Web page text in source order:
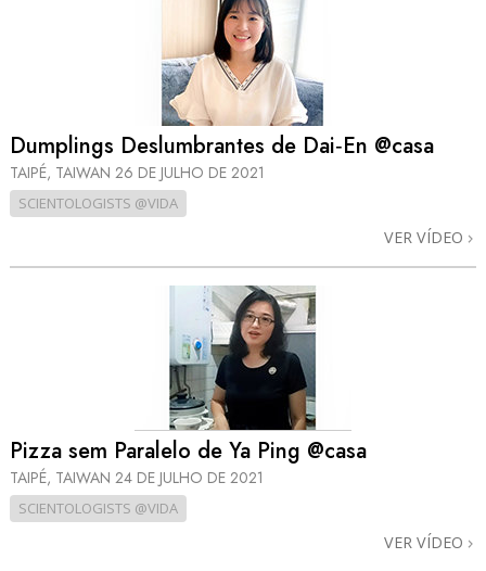
Dumplings Deslumbrantes de Dai‑En @casa
TAIPÉ, TAIWAN 26 DE JULHO DE 2021
SCIENTOLOGISTS @VIDA
VER VÍDEO
Pizza sem Paralelo de Ya Ping @casa
TAIPÉ, TAIWAN 24 DE JULHO DE 2021
SCIENTOLOGISTS @VIDA
VER VÍDEO